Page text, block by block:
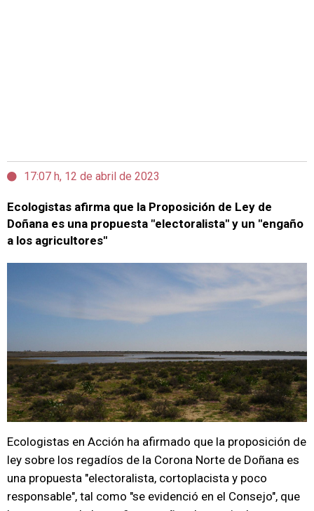
17:07 h, 12 de abril de 2023
Ecologistas afirma que la Proposición de Ley de
Doñana es una propuesta "electoralista" y un "engaño
a los agricultores"
Ecologistas en Acción ha afirmado que la proposición de
ley sobre los regadíos de la Corona Norte de Doñana es
una propuesta "electoralista, cortoplacista y poco
responsable", tal como "se evidenció en el Consejo", que